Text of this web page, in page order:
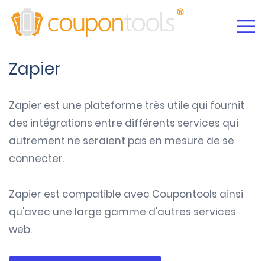
Zapier
Zapier est une plateforme très utile qui fournit
des intégrations entre différents services qui
autrement ne seraient pas en mesure de se
connecter.
Zapier est compatible avec Coupontools ainsi
qu'avec une large gamme d'autres services
web.